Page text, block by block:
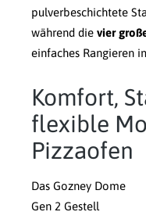
pulverbeschichtete
während die vier
einfaches Rangieren
Komfort,
flexible
Pizzaofen
Das Gozney Dome
Gen 2 Gestell